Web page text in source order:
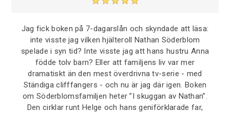
Jag fick boken på 7-dagarslån och skyndade att läsa:
inte visste jag vilken hjälteroll Nathan Söderblom
spelade i syn tid? Inte visste jag att hans hustru Anna
födde tolv barn? Eller att familjens liv var mer
dramatiskt än den mest överdrivna tv-serie - med
Ständiga clifffangers - och nu är jag där igen. Boken
om Söderblomsfamiljen heter ”I skuggan av Nathan”.
Den cirklar runt Helge och hans geniförklarade far,